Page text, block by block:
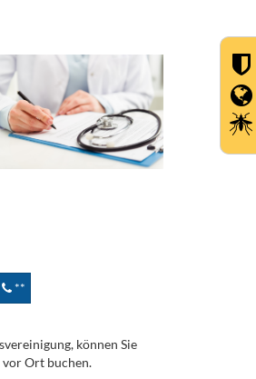
**
können Sie
vor Ort buchen.